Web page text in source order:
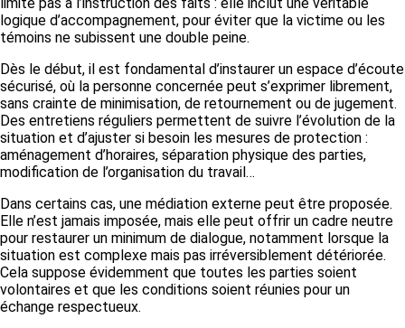
logique d’accompagnement, pour éviter que la victime ou les
témoins ne subissent une double peine.
Dès le début, il est fondamental d’instaurer un espace d’écoute
sécurisé, où la personne concernée peut s’exprimer librement,
sans crainte de minimisation, de retournement ou de jugement.
Des entretiens réguliers permettent de suivre l’évolution de la
situation et d’ajuster si besoin les mesures de protection :
aménagement d’horaires, séparation physique des parties,
modification de l’organisation du travail…
Dans certains cas, une médiation externe peut être proposée.
Elle n’est jamais imposée, mais elle peut offrir un cadre neutre
pour restaurer un minimum de dialogue, notamment lorsque la
situation est complexe mais pas irréversiblement détériorée.
Cela suppose évidemment que toutes les parties soient
volontaires et que les conditions soient réunies pour un
échange respectueux.